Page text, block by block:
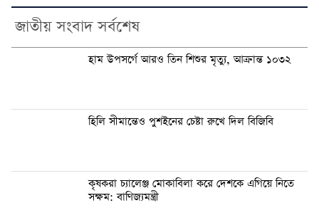
জাতীয় সংবাদ সর্বশেষ
হাম উপসর্গে আরও তিন শিশুর মৃত্যু, আক্রান্ত ১০৩২
হিলি সীমান্তেও পুশইনের চেষ্টা রুখে দিল বিজিবি
কৃষকরা চ্যালেঞ্জ মোকাবিলা করে দেশকে এগিয়ে নিতে
সক্ষম: বাণিজ্যমন্ত্রী